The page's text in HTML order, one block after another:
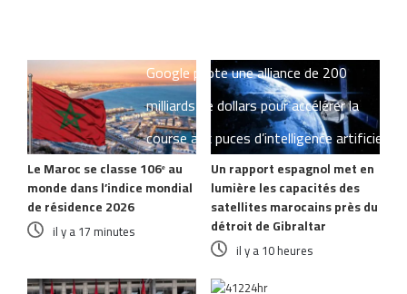
Google pilote une alliance de 200
milliards de dollars pour accélérer la
course aux puces d’intelligence artificielle
Le Maroc se classe 106ᵉ au
monde dans l’indice mondial
de résidence 2026
il y a 17 minutes
Un rapport espagnol met en
lumière les capacités des
satellites marocains près du
détroit de Gibraltar
il y a 10 heures